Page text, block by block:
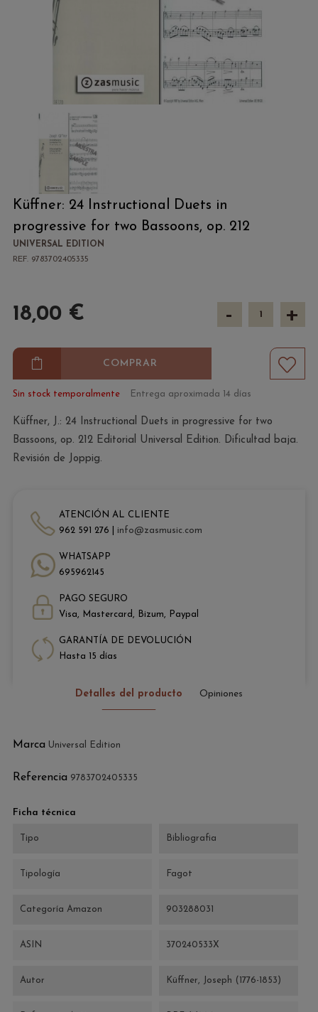
Küffner: 24 Instructional Duets in
progressive for two Bassoons, op. 212
UNIVERSAL EDITION
REF. 9783702405335
18,00 € - +
COMPRAR
Sin stock temporalmente Entrega aproximada 14 días
Küffner, J.: 24 Instructional Duets in progressive for two
Bassoons, op. 212 Editorial Universal Edition. Dificultad baja.
Revisión de Joppig.
ATENCIÓN AL CLIENTE
962 591 276 | info@zasmusic.com
WHATSAPP
695962145
PAGO SEGURO
Visa, Mastercard, Bizum, Paypal
GARANTÍA DE DEVOLUCIÓN
Hasta 15 días
Detalles del producto Opiniones
Marca Universal Edition
Referencia 9783702405335
Ficha técnica
Tipo Bibliografia
Tipología Fagot
Categoría Amazon 903288031
ASIN 370240533X
Autor Küffner, Joseph (1776-1853)